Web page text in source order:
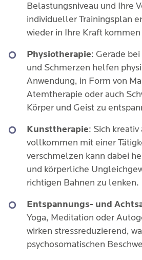
Belastungsniveau und Ihre
individueller Trainingsplan
wieder in Ihre Kraft
Physiotherapie: Gerade
und Schmerzen helfen
Anwendung, in Form von
Atemtherapie oder auch
Körper und Geist zu
Kunsttherapie: Sich
vollkommen mit einer
verschmelzen kann dabei
und körperliche
richtigen Bahnen zu lenken.
Entspannungs- und
Yoga, Meditation oder
wirken stressreduzierend,
psychosomatischen